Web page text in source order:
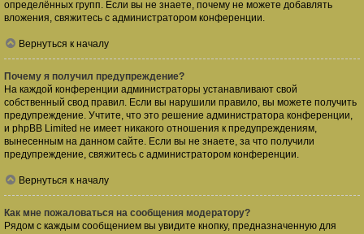
определённых групп. Если вы не знаете, почему не можете добавлять
вложения, свяжитесь с администратором конференции.
Вернуться к началу
Почему я получил предупреждение?
На каждой конференции администраторы устанавливают свой
собственный свод правил. Если вы нарушили правило, вы можете получить
предупреждение. Учтите, что это решение администратора конференции,
и phpBB Limited не имеет никакого отношения к предупреждениям,
вынесенным на данном сайте. Если вы не знаете, за что получили
предупреждение, свяжитесь с администратором конференции.
Вернуться к началу
Как мне пожаловаться на сообщения модератору?
Рядом с каждым сообщением вы увидите кнопку, предназначенную для